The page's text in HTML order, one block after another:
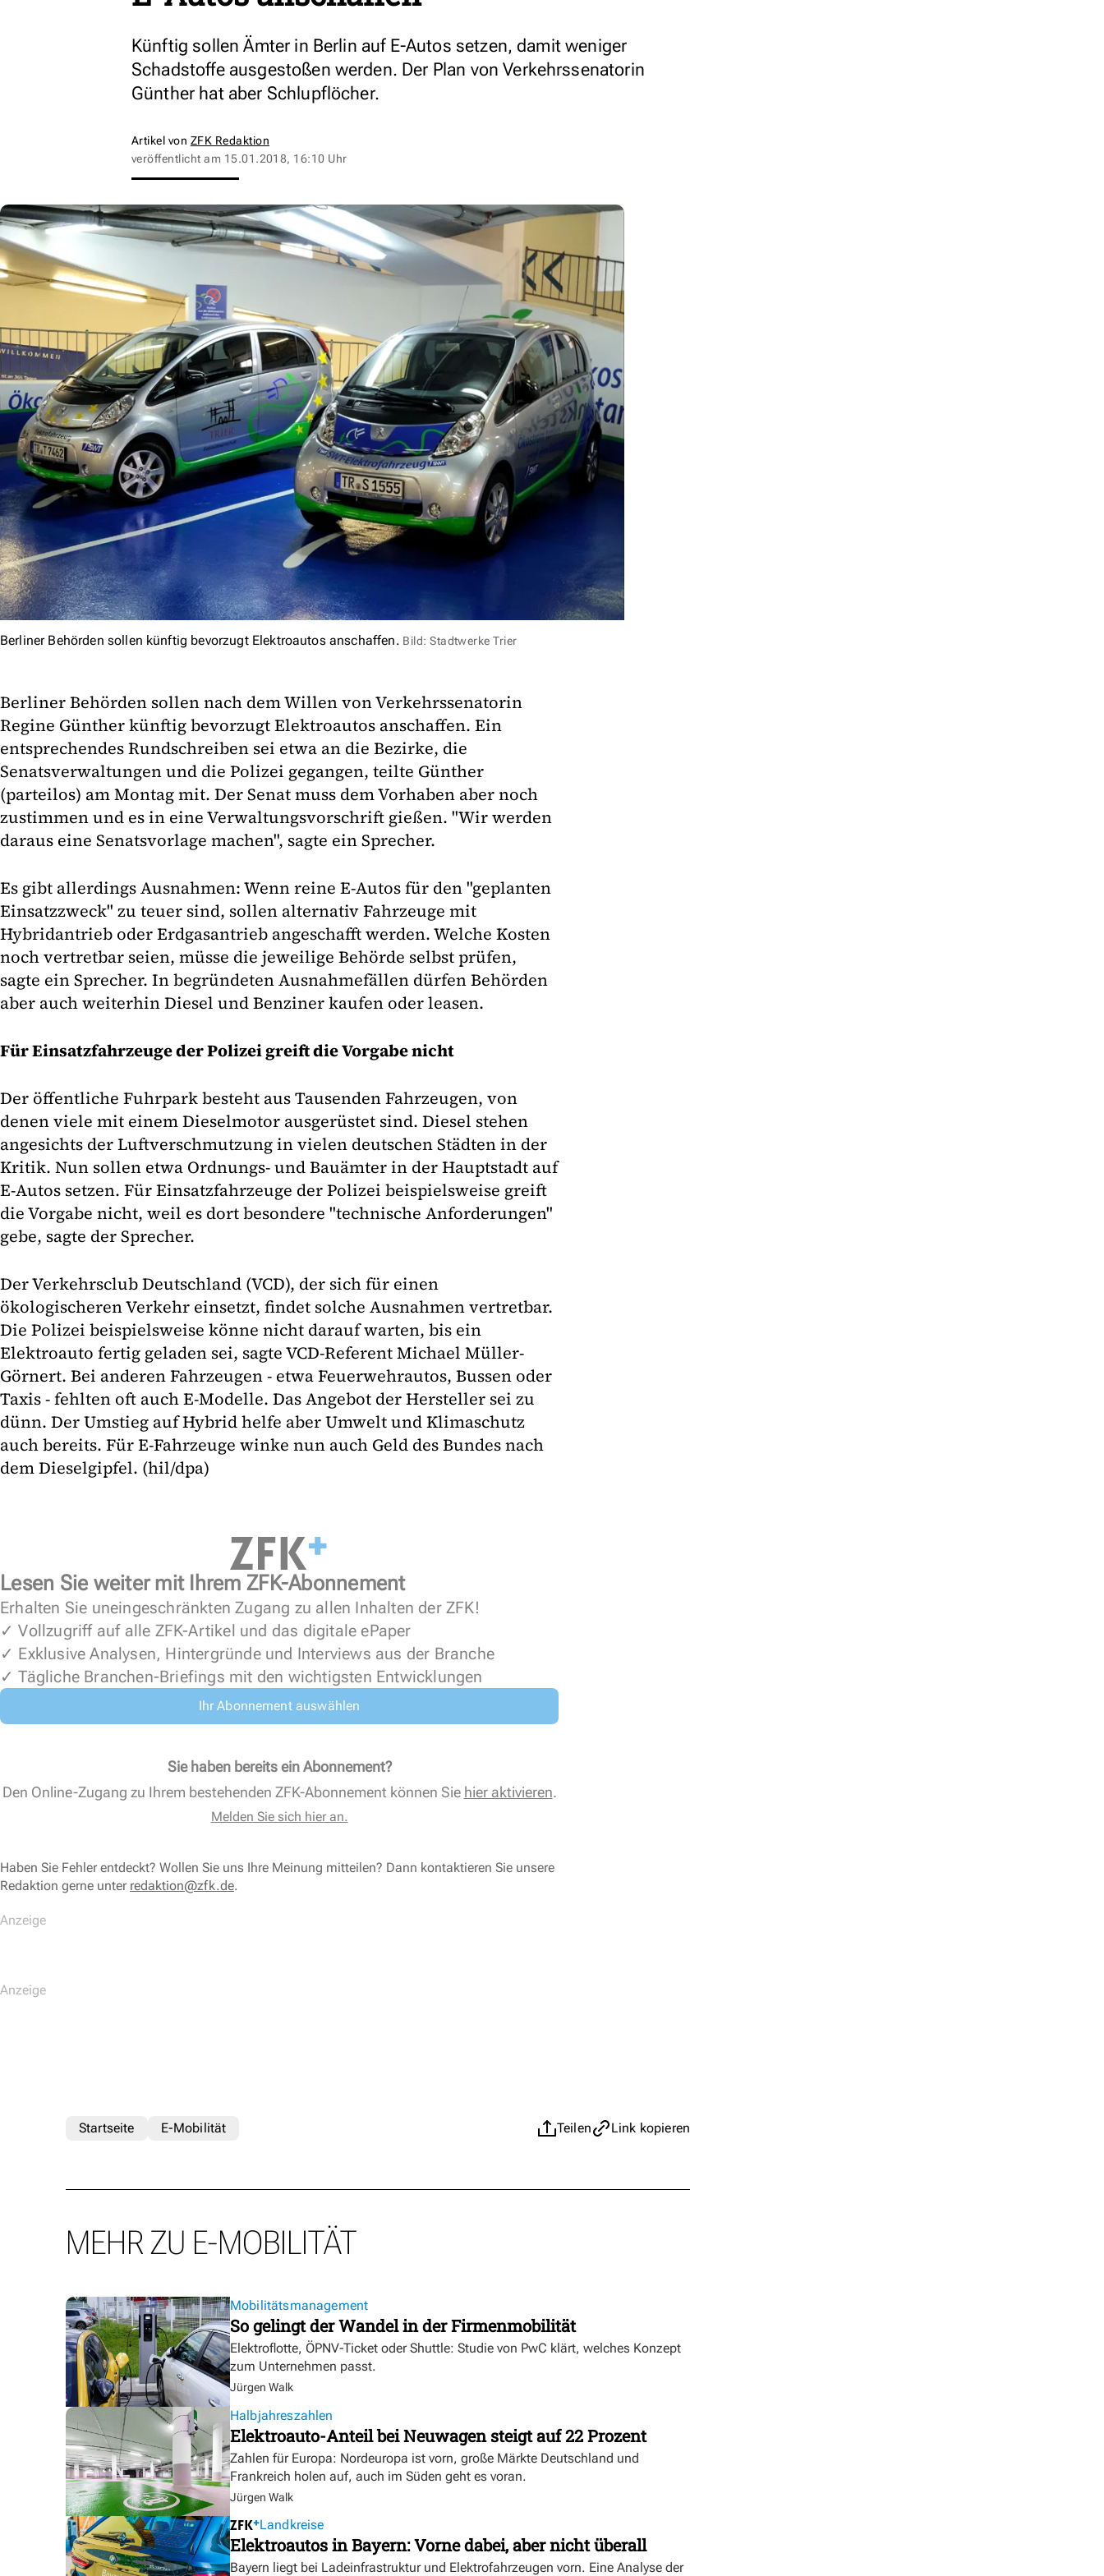
Künftig sollen Ämter in Berlin auf E-Autos setzen, damit weniger
Schadstoffe ausgestoßen werden. Der Plan von Verkehrssenatorin
Günther hat aber Schlupflöcher.
Artikel von ZFK Redaktion
veröffentlicht am 15.01.2018, 16:10 Uhr
Berliner Behörden sollen künftig bevorzugt Elektroautos anschaffen. Bild: Stadtwerke Trier
Berliner Behörden sollen nach dem Willen von Verkehrssenatorin
Regine Günther künftig bevorzugt Elektroautos anschaffen. Ein
entsprechendes Rundschreiben sei etwa an die Bezirke, die
Senatsverwaltungen und die Polizei gegangen, teilte Günther
(parteilos) am Montag mit. Der Senat muss dem Vorhaben aber noch
zustimmen und es in eine Verwaltungsvorschrift gießen. "Wir werden
daraus eine Senatsvorlage machen", sagte ein Sprecher.
Es gibt allerdings Ausnahmen: Wenn reine E-Autos für den "geplanten
Einsatzzweck" zu teuer sind, sollen alternativ Fahrzeuge mit
Hybridantrieb oder Erdgasantrieb angeschafft werden. Welche Kosten
noch vertretbar seien, müsse die jeweilige Behörde selbst prüfen,
sagte ein Sprecher. In begründeten Ausnahmefällen dürfen Behörden
aber auch weiterhin Diesel und Benziner kaufen oder leasen.
Für Einsatzfahrzeuge der Polizei greift die Vorgabe nicht
Der öffentliche Fuhrpark besteht aus Tausenden Fahrzeugen, von
denen viele mit einem Dieselmotor ausgerüstet sind. Diesel stehen
angesichts der Luftverschmutzung in vielen deutschen Städten in der
Kritik. Nun sollen etwa Ordnungs- und Bauämter in der Hauptstadt auf
E-Autos setzen. Für Einsatzfahrzeuge der Polizei beispielsweise greift
die Vorgabe nicht, weil es dort besondere "technische Anforderungen"
gebe, sagte der Sprecher.
Der Verkehrsclub Deutschland (VCD), der sich für einen
ökologischeren Verkehr einsetzt, findet solche Ausnahmen vertretbar.
Die Polizei beispielsweise könne nicht darauf warten, bis ein
Elektroauto fertig geladen sei, sagte VCD-Referent Michael Müller-
Görnert. Bei anderen Fahrzeugen - etwa Feuerwehrautos, Bussen oder
Taxis - fehlten oft auch E-Modelle. Das Angebot der Hersteller sei zu
dünn. Der Umstieg auf Hybrid helfe aber Umwelt und Klimaschutz
auch bereits. Für E-Fahrzeuge winke nun auch Geld des Bundes nach
dem Dieselgipfel. (hil/dpa)
Lesen Sie weiter mit Ihrem ZFK-Abonnement
Erhalten Sie uneingeschränkten Zugang zu allen Inhalten der ZFK!
✓ Vollzugriff auf alle ZFK-Artikel und das digitale ePaper
✓ Exklusive Analysen, Hintergründe und Interviews aus der Branche
✓ Tägliche Branchen-Briefings mit den wichtigsten Entwicklungen
Ihr Abonnement auswählen
Sie haben bereits ein Abonnement?
Den Online-Zugang zu Ihrem bestehenden ZFK-Abonnement können Sie hier aktivieren.
Melden Sie sich hier an.
Haben Sie Fehler entdeckt? Wollen Sie uns Ihre Meinung mitteilen? Dann kontaktieren Sie unsere
Redaktion gerne unter redaktion@zfk.de.
Teilen Link kopieren
Startseite E-Mobilität
MEHR ZU E-MOBILITÄT
Mobilitätsmanagement
So gelingt der Wandel in der Firmenmobilität
Elektroflotte, ÖPNV-Ticket oder Shuttle: Studie von PwC klärt, welches Konzept
zum Unternehmen passt.
Jürgen Walk
Halbjahreszahlen
Elektroauto-Anteil bei Neuwagen steigt auf 22 Prozent
Zahlen für Europa: Nordeuropa ist vorn, große Märkte Deutschland und
Frankreich holen auf, auch im Süden geht es voran.
Jürgen Walk
Landkreise
Elektroautos in Bayern: Vorne dabei, aber nicht überall
Bayern liegt bei Ladeinfrastruktur und Elektrofahrzeugen vorn. Eine Analyse der